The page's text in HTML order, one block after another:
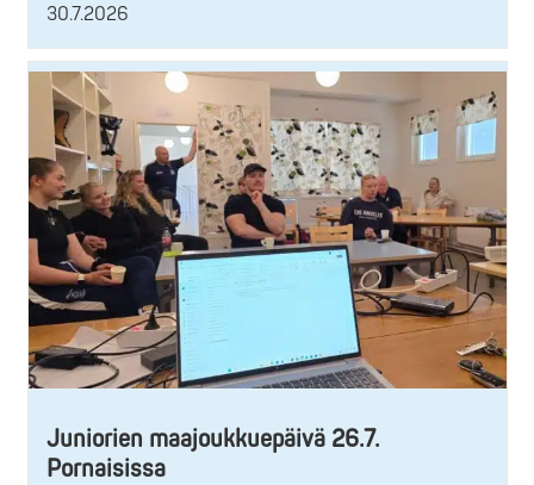
30.7.2026
Juniorien maajoukkuepäivä 26.7.
Pornaisissa